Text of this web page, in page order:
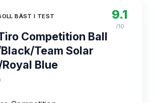
BÄST I TEST
Competition Ball
Team Solar
Blue
9.1
/10